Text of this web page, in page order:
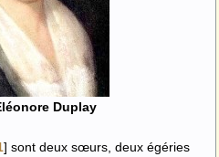
Duplay
] sont deux sœurs, deux égéries